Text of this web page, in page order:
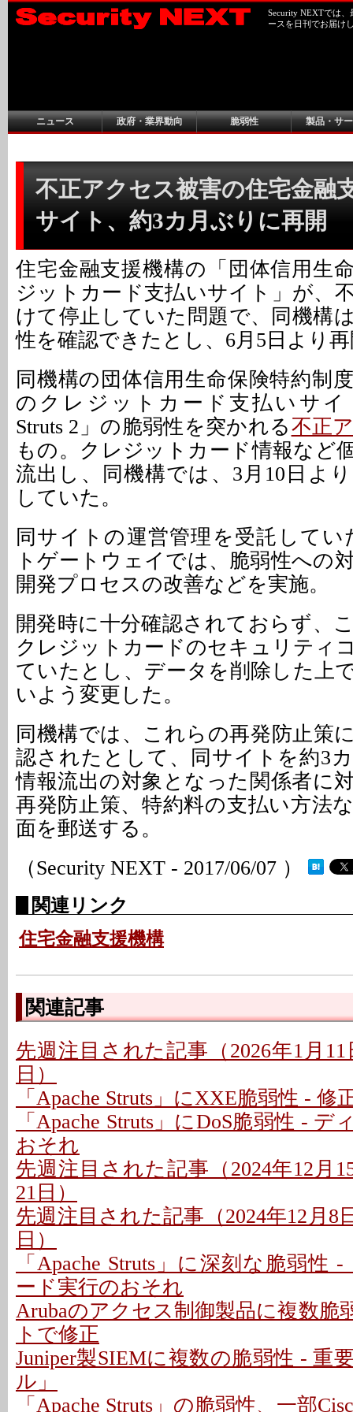
Security NEXTでは
ースを日刊でお届け
ニュース 政府・業界動向 脆弱性 製品・サ
不正アクセス被害の住宅金融
サイト、約3カ月ぶりに再開
住宅金融支援機構の「団体信用生
ジットカード支払いサイト」が、
けて停止していた問題で、同機構
性を確認できたとし、6月5日より
同機構の団体信用生命保険特約制
のクレジットカード支払いサイ
Struts 2」の脆弱性を突かれる不正
もの。クレジットカード情報など
流出し、同機構では、3月10日よ
していた。
同サイトの運営管理を受託してい
トゲートウェイでは、脆弱性への
開発プロセスの改善などを実施。
開発時に十分確認されておらず、
クレジットカードのセキュリティ
ていたとし、データを削除した上
いよう変更した。
同機構では、これらの再発防止策
認されたとして、同サイトを約3
情報流出の対象となった関係者に
再発防止策、特約料の支払い方法
面を郵送する。
（Security NEXT - 2017/06/07 ）
関連リンク
住宅金融支援機構
関連記事
先週注目された記事（2026年1月11
日）
「Apache Struts」にXXE脆弱性 -
「Apache Struts」にDoS脆弱性 -
おそれ
先週注目された記事（2024年12月
21日）
先週注目された記事（2024年12月8
日）
「Apache Struts」に深刻な脆弱性
ード実行のおそれ
Arubaのアクセス制御製品に複数脆
トで修正
Juniper製SIEMに複数の脆弱性 - 重
ル」
「Apache Struts」の脆弱性、一部